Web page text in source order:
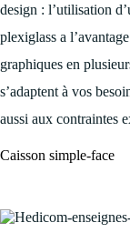
design : l’utilisation
plexiglass a
graphiques en
s’adaptent à vos
aussi aux contraintes
Caisson simple-face